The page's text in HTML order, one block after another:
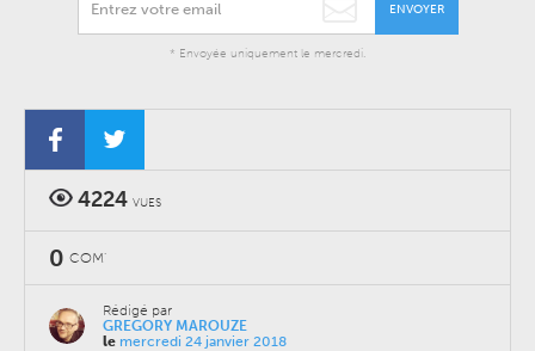
ENVOYER
* Envoyée uniquement le mercredi.
4224 VUES
0 COM'
Rédigé par
GREGORY MAROUZE
le mercredi 24 janvier 2018